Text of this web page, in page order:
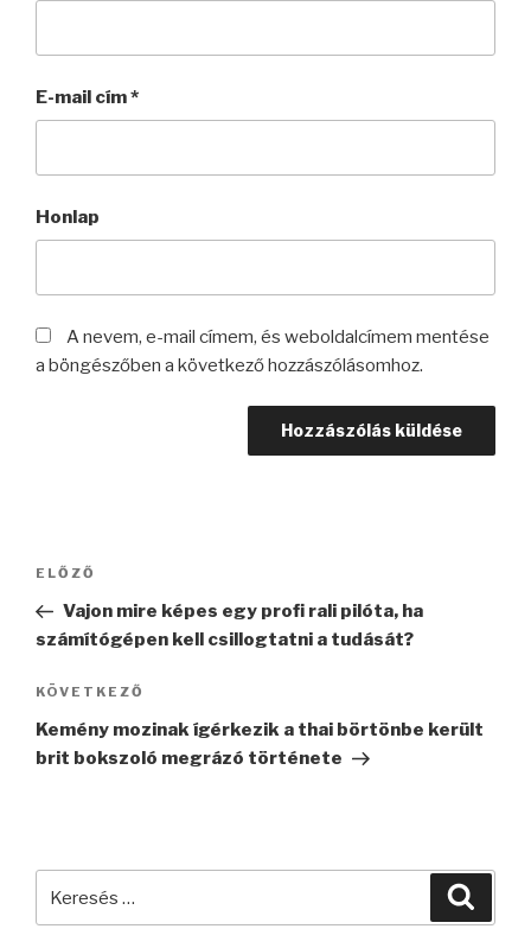
E-mail cím*
Honlap
A nevem, e-mail címem, és weboldalcímem mentése
a böngészőben a következő hozzászólásomhoz.
Bejegyzés
Korábbi
bejegyzés
ELŐZŐ
Vajon mire képes egy profi rali pilóta, ha
számítógépen kell csillogtatni a tudását?
Következő
bejegyzés
KÖVETKEZŐ
Kemény mozinak ígérkezik a thai börtönbe került
brit bokszoló megrázó története